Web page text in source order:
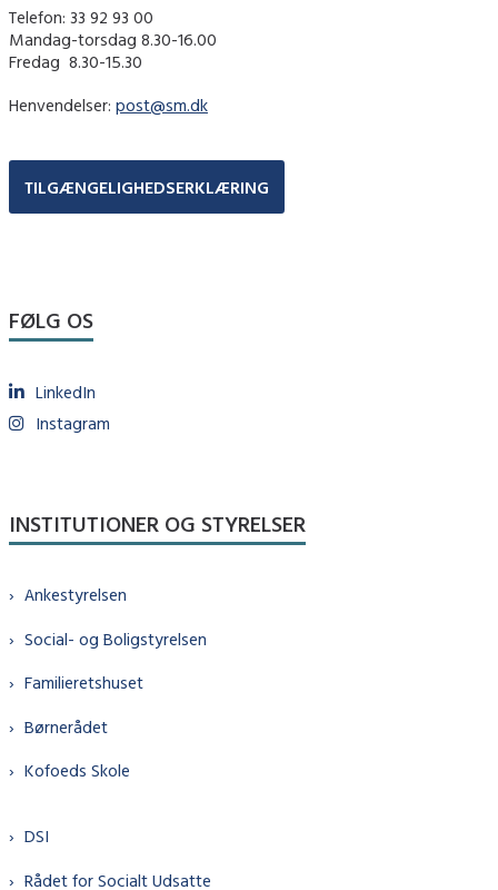
Telefon: 33 92 93 00
Mandag-torsdag 8.30-16.00
Fredag ​ 8.30-15.30
Henvendelser: post@sm.dk
TILGÆNGELIGHEDSERKLÆRING
FØLG OS
LinkedIn
Instagram
INSTITUTIONER OG STYRELSER
Ankestyrelsen
Social- og Boligstyrelsen
Familieretshuset
Børnerådet
Kofoeds Skole
DSI
Rådet for Socialt Udsatte